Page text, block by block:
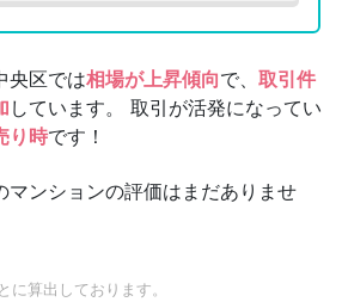
央区では相場が上昇傾向で、 取引件
しています。
取引が活発になってい
り時です！
マンションの評価はまだありませ
に算出しております。